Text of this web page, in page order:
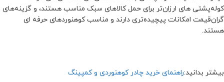
کوله‌پشتی های ارزان‌تر برای حمل کالاهای سبک مناسب هستند، و گزینه‌های
گران‌قیمت امکانات پیچیده‌تری دارند و مناسب کوهنوردهای حرفه ای
هستند.
بیشتر بدانید:راهنمای خرید چادر کوهنوردی و کمپینگ